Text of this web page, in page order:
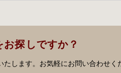
探しですか？
します。お気軽にお問い合わせく